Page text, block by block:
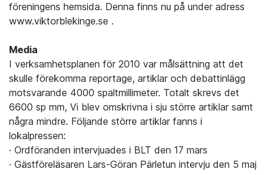
föreningens hemsida. Denna finns nu på under adress
www.viktorblekinge.se .
Media
I verksamhetsplanen för 2010 var målsättning att det
skulle förekomma reportage, artiklar och debattinlägg
motsvarande 4000 spaltmillimeter. Totalt skrevs det
6600 sp mm, Vi blev omskrivna i sju större artiklar samt
några mindre. Följande större artiklar fanns i
lokalpressen:
· Ordföranden intervjuades i BLT den 17 mars
· Gästföreläsaren Lars-Göran Pärletun intervju den 5 maj